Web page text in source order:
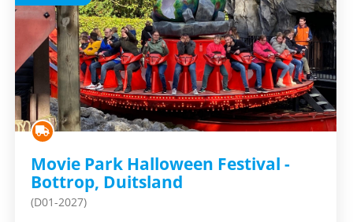
Movie Park Halloween Festival -
Bottrop, Duitsland
(D01-2027)